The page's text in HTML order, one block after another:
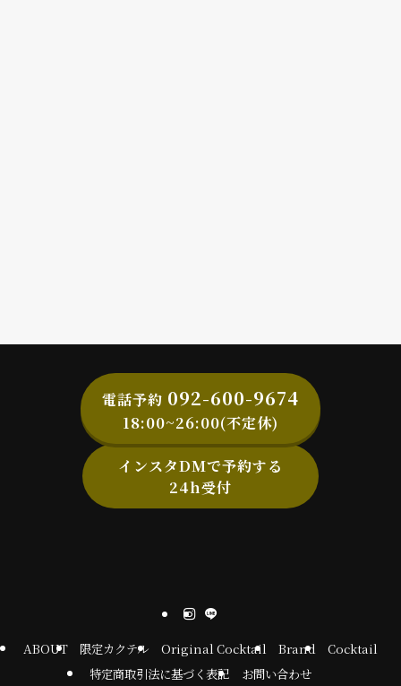
電話予約 092-600-9674
18:00~26:00(不定休)
インスタDMで予約する
24h受付
ABOUT 限定カクテル Original Cocktail Brand
Cocktail
特定商取引法に基づく表記
お問い合わせ